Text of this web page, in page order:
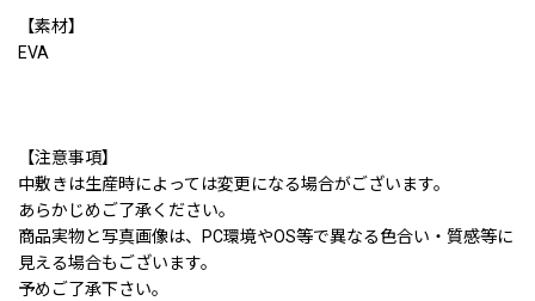
【素材】
EVA
【注意事項】
中敷きは生産時によっては変更になる場合がございます。
あらかじめご了承ください。
商品実物と写真画像は、PC環境やOS等で異なる色合い・質感等に
見える場合もございます。
予めご了承下さい。